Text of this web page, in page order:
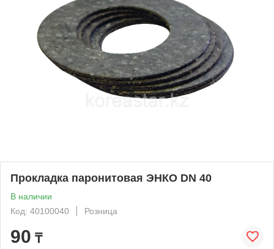
Прокладка паронитовая ЭНКО DN 40
В наличии
Код: 40100040
Розница
90 ₸